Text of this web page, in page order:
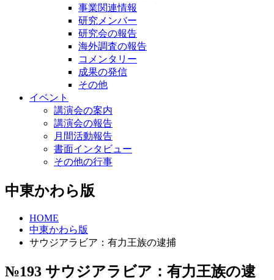
事業関連情報
研究メンバー
研究会の報告
海外調査の報告
コメンタリー
成果の発信
その他
イベント
講演会の案内
講演会の報告
月間活動報告
書面インタビュー
その他の行事
中東かわら版
HOME
中東かわら版
サウジアラビア：有力王族の逮捕
№193 サウジアラビア：有力王族の逮